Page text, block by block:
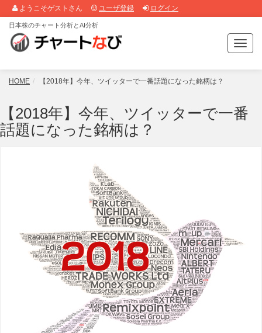
ようこそゲストさん ユーザ登録 ログイン
T
o
g
n
日本株のチャート分析とAI分析
HOME 【2018年】今年、ツイッターで一番話題になった銘柄は？
【2018年】今年、ツイッターで一番
話題になった銘柄は？